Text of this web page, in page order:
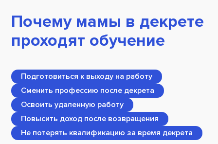
Почему мамы в декрете
проходят обучение
Подготовиться к выходу на работу
Сменить профессию после декрета
Освоить удаленную работу
Повысить доход после возвращения
Не потерять квалификацию за время декрета